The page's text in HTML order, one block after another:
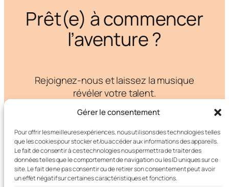
Gérer le consentement
Pour offrir les meilleures expériences, nous utilisons des technologies telles
que les cookies pour stocker et/ou accéder aux informations des appareils.
Le fait de consentir à ces technologies nous permettra de traiter des
données telles que le comportement de navigation ou les ID uniques sur ce
site. Le fait de ne pas consentir ou de retirer son consentement peut avoir
un effet négatif sur certaines caractéristiques et fonctions.
Prêt(e) à commencer
l’aventure ?
Rejoignez-nous et laissez la musique
révéler votre talent.